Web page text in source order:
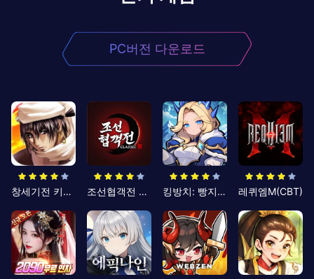
PC버전 다운로드
창세기전 키우기 조선협객전 클래식 킹방치: 빵지의 제왕 레퀴엠M(CBT)